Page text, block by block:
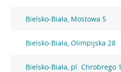
Bielsko-Biała, Mostowa 5
Bielsko-Biała, Olimpijska 28
Bielsko-Biała, pl. Chrobrego 1